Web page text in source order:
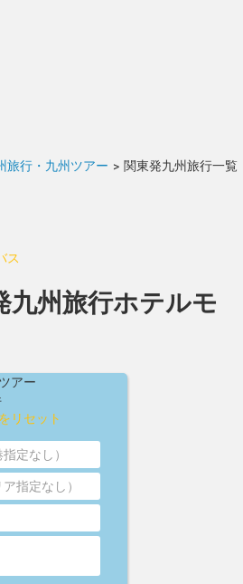
旅行・九州ツアー > 関東発九州旅行一覧
ス
九州旅行ホテルモ
アー
リセット
定なし）
指定なし）